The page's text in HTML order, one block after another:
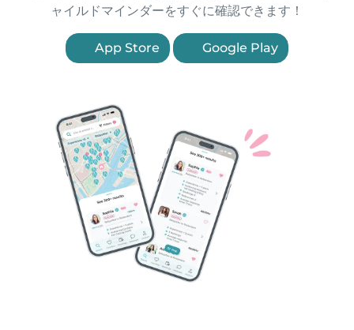
ャイルドマインダーをすぐに確認できます！
App Store Google Play